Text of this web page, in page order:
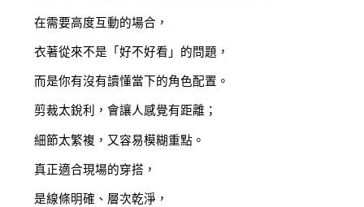
在需要高度互動的場合，
衣著從來不是「好不好看」的問題，
而是你有沒有讀懂當下的角色配置。
剪裁太銳利，會讓人感覺有距離；
細節太繁複，又容易模糊重點。
真正適合現場的穿搭，
是線條明確、層次乾淨，